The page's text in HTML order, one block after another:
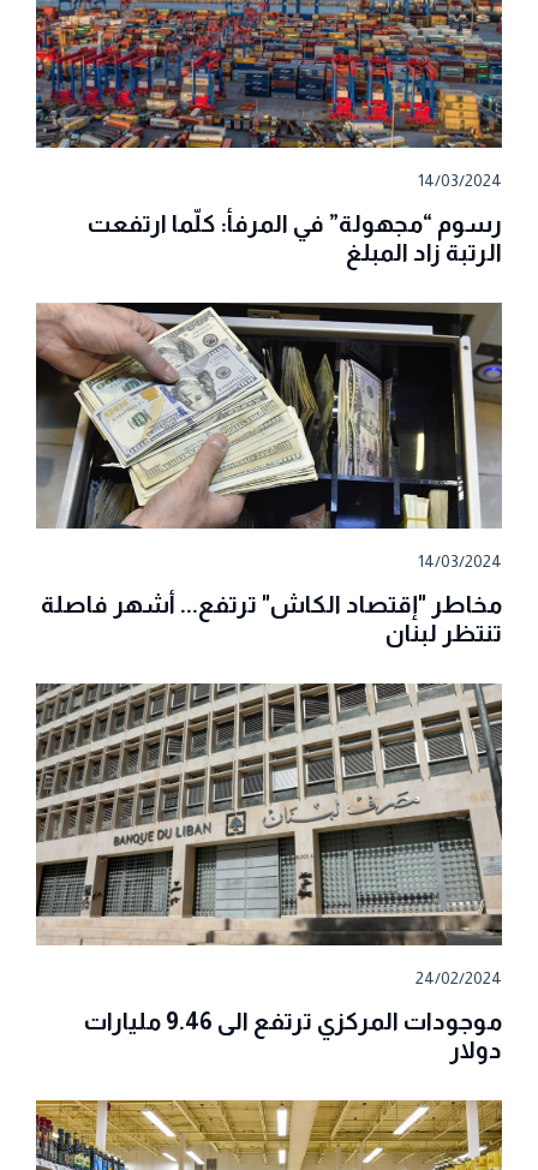
14/03/2024
رسوم “مجهولة” في المرفأ: كلّما ارتفعت
الرتبة زاد المبلغ
14/03/2024
مخاطر "إقتصاد الكاش" ترتفع... أشهر فاصلة
تنتظر لبنان
24/02/2024
موجودات المركزي ترتفع الى 9.46 مليارات
دولار